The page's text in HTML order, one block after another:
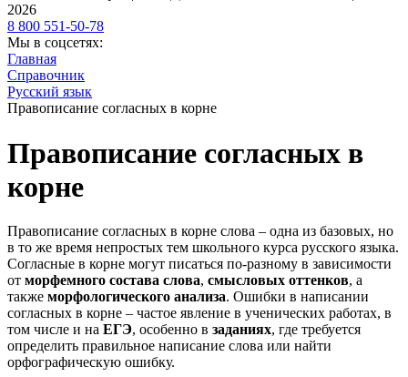
2026
8 800 551-50-78
Мы в соцсетях:
Главная
Справочник
Русский язык
Правописание согласных в корне
Правописание согласных в
корне
Правописание согласных в корне слова – одна из базовых, но
в то же время непростых тем школьного курса русского языка.
Согласные в корне могут писаться по-разному в зависимости
от морфемного состава слова, смысловых оттенков, а
также морфологического анализа. Ошибки в написании
согласных в корне – частое явление в ученических работах, в
том числе и на ЕГЭ, особенно в заданиях, где требуется
определить правильное написание слова или найти
орфографическую ошибку.